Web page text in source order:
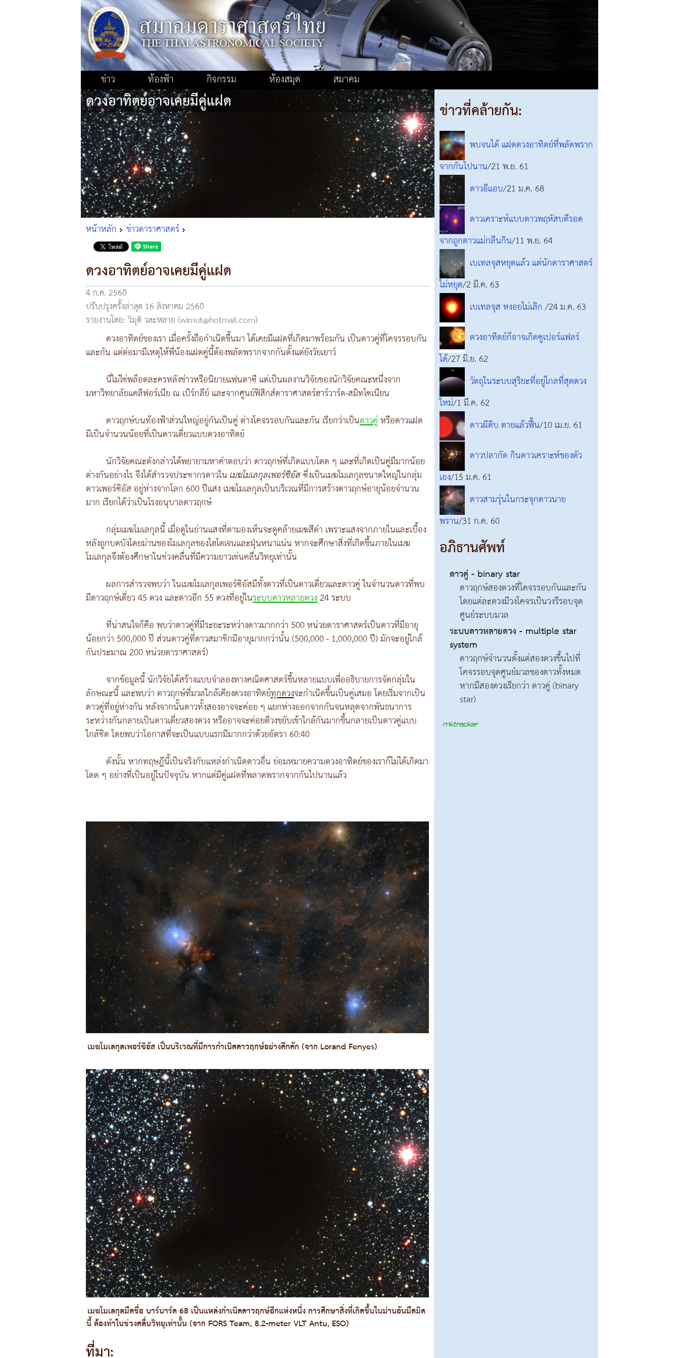
ข่าว ท้องฟ้า กิจกรรม ห้องสมุด สมาคม
ดวงอาทิตย์อาจเคยมีคู่แฝด
หน้าหลัก ข่าวดาราศาสตร์
ดวงอาทิตย์อาจเคยมีคู่แฝด
4 ก.ค. 2560
ปรับปรุงครั้งล่าสุด 16 สิงหาคม 2560
รายงานโดย: วิมุติ วสะหลาย (wimut@hotmail.com)
ดวงอาทิตย์ของเรา เมื่อครั้งถือกำเนิดขึ้นมา ได้เคยมีแฝดที่เกิดมาพร้อมกัน เป็นดาวคู่ที่โคจรรอบกัน
และกัน แต่ต่อมามีเหตุให้พี่น้องแฝดคู่นี้ต้องพลัดพรากจากกันตั้งแต่ยังวัยเยาว์
นี่ไม่ใช่พล็อตละครหลังข่าวหรือนิยายแฟนตาซี แต่เป็นผลงานวิจัยของนักวิจัยคณะหนึ่งจาก
มหาวิทยาลัยแคลิฟอร์เนีย ณ เบิร์กลีย์ และจากศูนย์ฟิสิกส์ดาราศาสตร์ฮาร์วาร์ด-สมิทโซเนียน
ดาวฤกษ์บนท้องฟ้าส่วนใหญ่อยู่กันเป็นคู่ ต่างโคจรรอบกันและกัน เรียกว่าเป็นดาวคู่หรือดาวแฝด
มีเป็นจำนวนน้อยที่เป็นดาวเดี่ยวแบบดวงอาทิตย์
นักวิจัยคณะดังกล่าวได้พยายามหาคำตอบว่า ดาวฤกษ์ที่เกิดแบบโดด ๆ และที่เกิดเป็นคู่มีมากน้อย
ต่างกันอย่างไร จึงได้สำรวจประชากรดาวในเมฆโมเลกุลเพอร์ซิอัสซึ่งเป็นเมฆโมเลกุลขนาดใหญ่ในกลุ่ม
ดาวเพอร์ซิอัส อยู่ห่างจากโลก 600 ปีแสง เมฆโมเลกุลเป็นบริเวณที่มีการสร้างดาวฤกษ์อายุน้อยจำนวน
มาก เรียกได้ว่าเป็นโรงอนุบาลดาวฤกษ์
กลุ่มเมฆโมเลกุลนี้ เมื่อดูในย่านแสงที่ตามองเห็นจะดูคล้ายเมฆสีดำ เพราะแสงจากภายในและเบื้อง
หลังถูกบดบังโดยม่านของโมเลกุลของไฮโดเจนและฝุ่นหนาแน่น หากจะศึกษาสิ่งที่เกิดขึ้นภายในเมฆ
โมเลกุลจึงต้องศึกษาในช่วงคลื่นที่มีความยาวเช่นคลื่นวิทยุเท่านั้น
ผลการสำรวจพบว่า ในเมฆโมเลกุลเพอร์ซิอัสมีทั้งดาวที่เป็นดาวเดี่ยวและดาวคู่ ในจำนวนดาวที่พบ
มีดาวฤกษ์เดี่ยว 45 ดวง และดาวอีก 55 ดวงที่อยู่ในระบบดาวหลายดวง24 ระบบ
ที่น่าสนใจก็คือ พบว่าดาวคู่ที่มีระยะระหว่างดาวมากกว่า 500 หน่วยดาราศาสตร์เป็นดาวที่มีอายุ
น้อยกว่า 500,000 ปี ส่วนดาวคู่ที่ดาวสมาชิกมีอายุมากกว่านั้น (500,000 - 1,000,000 ปี) มักจะอยู่ใกล้
กันประมาณ 200 หน่วยดาราศาสตร์)
จากข้อมูลนี้ นักวิจัยได้สร้างแบบจำลองทางคณิตศาสตร์ขึ้นหลายแบบเพื่ออธิบายการจัดกลุ่มใน
ลักษณะนี้ และพบว่า ดาวฤกษ์ที่มวลใกล้เคียงดวงอาทิตย์ทุกดวงจะกำเนิดขึ้นเป็นคู่เสมอ โดยเริ่มจากเป็น
ดาวคู่ที่อยู่ห่างกัน หลังจากนั้นดาวทั้งสองอาจจะค่อย ๆ แยกห่างออกจากกันจนหลุดจากพันธนาการ
ระหว่างกันกลายเป็นดาวเดี่ยวสองดวง หรืออาจจะค่อยตีวงขยับเข้าใกล้กันมากขึ้นกลายเป็นดาวคู่แบบ
ใกล้ชิด โดยพบว่าโอกาสที่จะเป็นแบบแรกมีมากกว่าด้วยอัตรา 60:40
ดังนั้น หากทฤษฎีนี้เป็นจริงกับแหล่งกำเนิดดาวอื่น ย่อมหมายความดวงอาทิตย์ของเราก็ไม่ได้เกิดมา
โดด ๆ อย่างที่เป็นอยู่ในปัจจุบัน หากแต่มีคู่แฝดที่พลาดพรากจากกันไปนานแล้ว
ข่าวที่คล้ายกัน:
พบจนได้ แฝดดวงอาทิตย์ที่พลัดพราก
จากกันไปนาน/21 พ.ย. 61
ดาวอีแอบ/21 ม.ค. 68
ดาวเคราะห์แบบดาวพฤหัสบดีรอด
จากถูกดาวแม่กลืนกิน/11 พ.ย. 64
เบเทลจุสหยุดแล้ว แต่นักดาราศาสตร์
ไม่หยุด/2 มี.ค. 63
เบเทลจุส หงอยไม่เลิก/24 ม.ค. 63
ดวงอาทิตย์ก็อาจเกิดซูเปอร์แฟลร์
ได้/27 มิ.ย. 62
วัตถุในระบบสุริยะที่อยู่ไกลที่สุดดวง
ใหม่/1 มี.ค. 62
ดาวผีดิบ ตายแล้วฟื้น/10 เม.ย. 61
ดาวปลากัด กินดาวเคราะห์ของตัว
เอง/15 ม.ค. 61
ดาวสามรุ่นในกระจุกดาวนาย
พราน/31 ก.ค. 60
อภิธานศัพท์
ดาวคู่ - binary star
ดาวฤกษ์สองดวงที่โคจรรอบกันและกัน
โดยแต่ละดวงมีวงโคจรเป็นวงรีรอบจุด
ศูนย์ระบบมวล
ระบบดาวหลายดวง - multiple star
system
ดาวฤกษ์จำนวนตั้งแต่สองดวงขึ้นไปที่
โคจรรอบจุดศูนย์มวลของดาวทั้งหมด
หากมีสองดวงเรียกว่า ดาวคู่ (binary
star)
เมฆโมเลกุลเพอร์ซิอัส เป็นบริเวณที่มีการกำเนิดดาวฤกษ์อย่างคึกคัก (จาก Lorand Fenyes)
เมฆโมเลกุลมืดชื่อ บาร์นาร์ด 68 เป็นแหล่งกำเนิดดาวฤกษ์อีกแห่งหนึ่ง การศึกษาสิ่งที่เกิดขึ้นในม่านอันมืดมิด
นี้ ต้องทำในช่วงคลื่นวิทยุเท่านั้น (จาก FORS Team, 8.2-meter VLT Antu, ESO)